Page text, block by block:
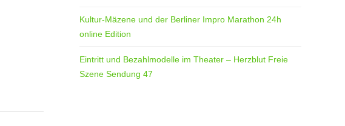
Kultur-Mäzene und der Berliner Impro Marathon 24h
online Edition
Eintritt und Bezahlmodelle im Theater – Herzblut Freie
Szene Sendung 47